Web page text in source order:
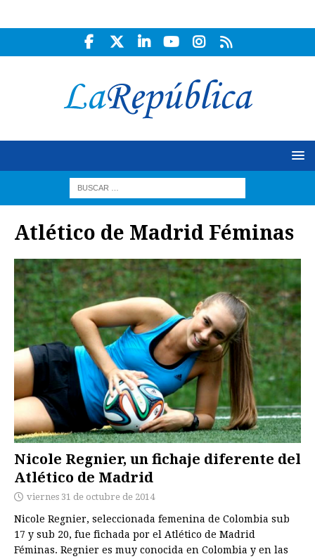
Atlético de Madrid Féminas
Nicole Regnier, un fichaje diferente del
Atlético de Madrid
viernes 31 de octubre de 2014
Nicole Regnier, seleccionada femenina de Colombia sub
17 y sub 20, fue fichada por el Atlético de Madrid
Féminas. Regnier es muy conocida en Colombia y en las